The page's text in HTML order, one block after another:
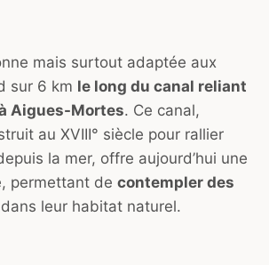
mais surtout adaptée aux
sur 6 km le long du canal reliant
Aigues-Mortes. Ce canal,
au XVIII° siècle pour rallier
la mer, offre aujourd’hui une
permettant de contempler des
dans leur habitat naturel.